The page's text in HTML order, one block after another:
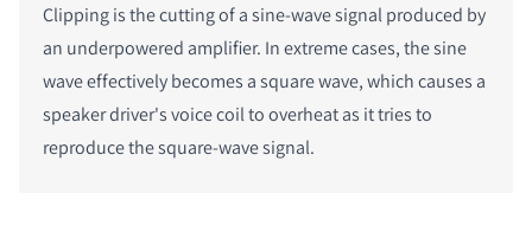
Clipping is the cutting of a sine-wave signal produced by
an underpowered amplifier. In extreme cases, the sine
wave effectively becomes a square wave, which causes a
speaker driver's voice coil to overheat as it tries to
reproduce the square-wave signal.